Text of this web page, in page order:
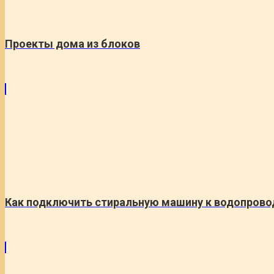
Проекты дома из блоков
Как подключить стиральную машину к